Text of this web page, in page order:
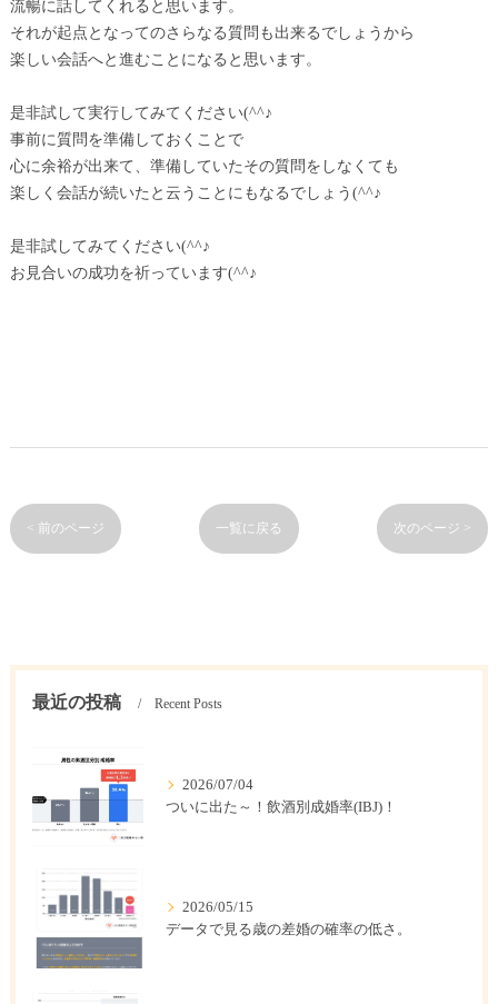
流暢に話してくれると思います。
それが起点となってのさらなる質問も出来るでしょうから
楽しい会話へと進むことになると思います。
是非試して実行してみてください(^^♪
事前に質問を準備しておくことで
心に余裕が出来て、準備していたその質問をしなくても
楽しく会話が続いたと云うことにもなるでしょう(^^♪
是非試してみてください(^^♪
お見合いの成功を祈っています(^^♪
< 前のページ 一覧に戻る 次のページ >
最近の投稿 Recent Posts
2026/07/04
ついに出た～！飲酒別成婚率(IBJ)！
2026/05/15
データで見る歳の差婚の確率の低さ。